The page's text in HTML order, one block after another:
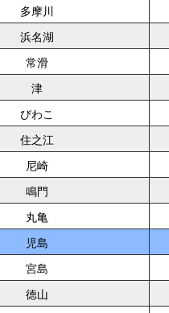
多摩川
浜名湖
常滑
津
びわこ
住之江
尼崎
鳴門
丸亀
児島
宮島
徳山